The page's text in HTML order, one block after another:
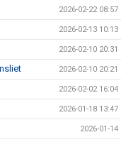
2026-02-22 08:57
2026-02-13 10:13
2026-02-10 20:31
2026-02-10 20:21
2026-02-02 16:04
2026-01-18 13:47
2026-01-14